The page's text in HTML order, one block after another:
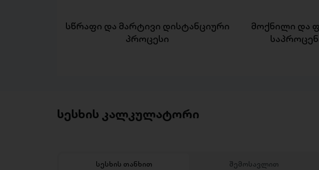
სწრაფი და მარტივი დისტანციური
პროცესი
მოქნილი და
სესხის კალკულატორი
სესხის თანხით შემოსავლით